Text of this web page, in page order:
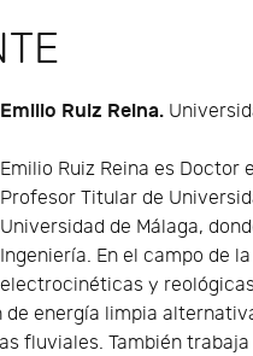
Emilio Ruiz Reina.
Emilio Ruiz Reina es Doctor
Profesor Titular de
Universidad de Málaga,
Ingeniería. En el campo de
electrocinéticas y
de energía limpia
fluviales. También